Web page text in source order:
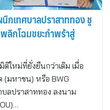
กเทศบาลปราสาททอง ชู
ลิกโฉมขยะกำพร้าสู่
ใหม่ที่ยั่งยืนกว่าเดิม เมื่อ
(มหาชน) หรือ BWG
ลปราสาททอง ลงนาม